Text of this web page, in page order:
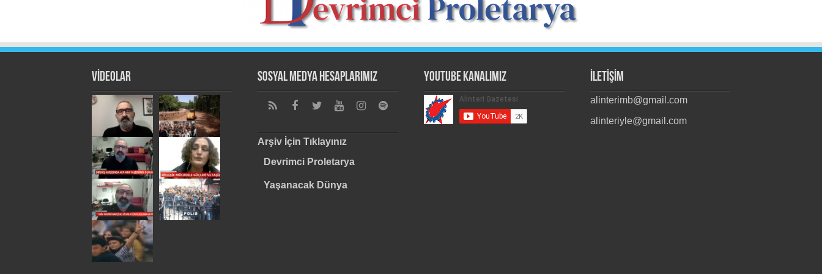
VİDEOLAR Sosyal Medya Hesaplarımız
Arşiv İçin Tıklayınız
Devrimci Proletarya
Yaşanacak Dünya
Youtube Kanalımız İLETİŞİM
alinterimb@gmail.com
alinteriyle@gmail.com